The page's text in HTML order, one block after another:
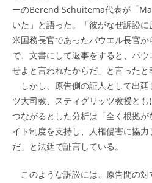
ーのBerend Schuitema代表が「
いた」と語った。「彼がなぜ訴訟
米国務長官であったパウエル長官
で、文書にして返事をすると、パ
せよと言われたからだ」と言ったと
しかし、原告側の証人として出廷
ツ大司教、スティグリッツ教授と
つながるとした分析は「全く根拠
イト制度を支持し、人権侵害に協
だ」と法廷で証言している。
このような訴訟には、原告間の